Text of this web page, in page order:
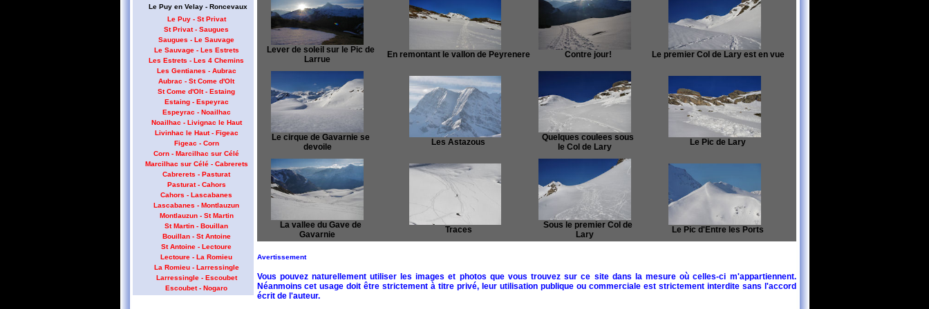
Le Puy en Velay - Roncevaux
Le Puy - St Privat
St Privat - Saugues
Saugues - Le Sauvage
Le Sauvage - Les Estrets
Les Estrets - Les 4 Chemins
Les Gentianes - Aubrac
Aubrac - St Come d'Olt
St Come d'Olt - Estaing
Estaing - Espeyrac
Espeyrac - Noailhac
Noailhac - Livignac le Haut
Livinhac le Haut - Figeac
Figeac - Corn
Corn - Marcilhac sur Célé
Marcilhac sur Célé - Cabrerets
Cabrerets - Pasturat
Pasturat - Cahors
Cahors - Lascabanes
Lascabanes - Montlauzun
Montlauzun - St Martin
St Martin - Bouillan
Bouillan - St Antoine
St Antoine - Lectoure
Lectoure - La Romieu
La Romieu - Larressingle
Larressingle - Escoubet
Escoubet - Nogaro
Lever de soleil sur le Pic de
Larrue
En remontant le vallon de Peyrenere Contre jour! Le premier Col de Lary est en vue
Le cirque de Gavarnie se
devoile
Les Astazous
Quelques coulees sous
le Col de Lary
Le Pic de Lary
La vallee du Gave de
Gavarnie
Traces
Sous le premier Col de
Lary
Le Pic d'Entre les Ports
Avertissement
Vous pouvez naturellement utiliser les images et photos que vous trouvez sur ce site dans la mesure où celles-ci m'appartiennent.
Néanmoins cet usage doit être strictement à titre privé, leur utilisation publique ou commerciale est strictement interdite sans l'accord
écrit de l'auteur.